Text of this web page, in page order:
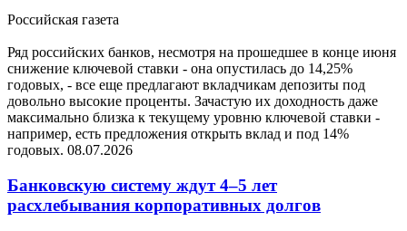
Российская газета
Ряд российских банков, несмотря на прошедшее в конце июня
снижение ключевой ставки - она опустилась до 14,25%
годовых, - все еще предлагают вкладчикам депозиты под
довольно высокие проценты. Зачастую их доходность даже
максимально близка к текущему уровню ключевой ставки -
например, есть предложения открыть вклад и под 14%
годовых. 08.07.2026
Банковскую систему ждут 4–5 лет
расхлебывания корпоративных долгов